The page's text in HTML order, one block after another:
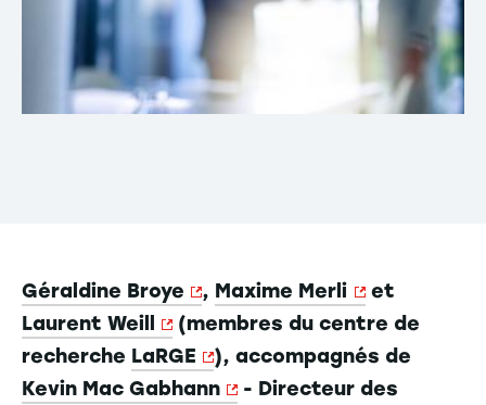
Géraldine Broye , Maxime Merli
et
Laurent Weill
(membres du centre de
recherche LaRGE
), accompagnés de
Kevin Mac Gabhann
- Directeur des